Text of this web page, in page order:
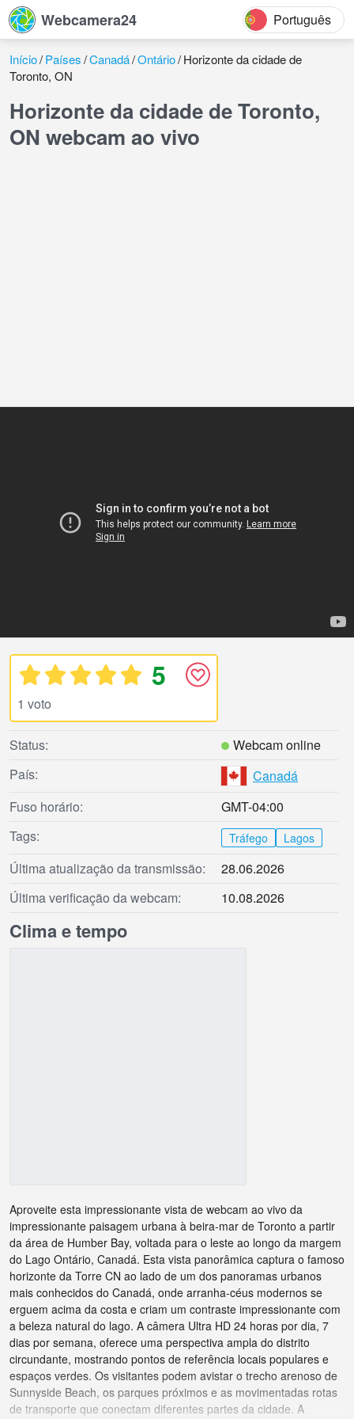
Webcamera24 Português
Início Países Canadá Ontário Horizonte da cidade de
Toronto, ON
Horizonte da cidade de Toronto,
ON webcam ao vivo
5
1 voto
Status:
Webcam online
País:
Canadá
Fuso horário:
GMT-04:00
Tags:
Tráfego Lagos
Última atualização da transmissão:
28.06.2026
Última verificação da webcam:
10.08.2026
Clima e tempo
Aproveite esta impressionante vista de webcam ao vivo da
impressionante paisagem urbana à beira-mar de Toronto a partir
da área de Humber Bay, voltada para o leste ao longo da margem
do Lago Ontário, Canadá. Esta vista panorâmica captura o famoso
horizonte da Torre CN ao lado de um dos panoramas urbanos
mais conhecidos do Canadá, onde arranha-céus modernos se
erguem acima da costa e criam um contraste impressionante com
a beleza natural do lago. A câmera Ultra HD 24 horas por dia, 7
dias por semana, oferece uma perspectiva ampla do distrito
circundante, mostrando pontos de referência locais populares e
espaços verdes. Os visitantes podem avistar o trecho arenoso de
Sunnyside Beach, os parques próximos e as movimentadas rotas
de transporte que conectam diferentes partes da cidade. A